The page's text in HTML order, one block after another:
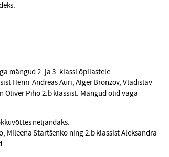
mängud 2. ja 3. klassi õpilastele.
Henri-Andreas Auri, Alger Bronzov, Vladislav
Oliver Piho 2.b klassist. Mängud olid väga
neljandaks.
Mileena Startšenko ning2.b klassist Aleksandra